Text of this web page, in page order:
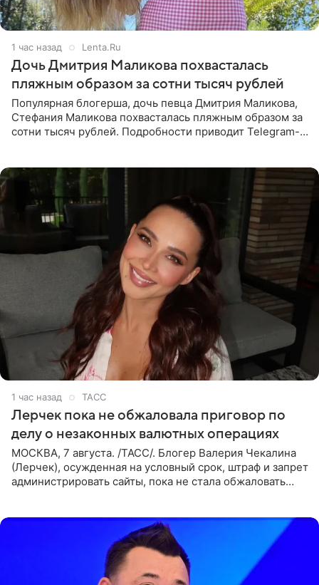
1 час назад Lenta.Ru
Дочь Дмитрия Маликова похвасталась
пляжным образом за сотни тысяч рублей
Популярная блогерша, дочь певца Дмитрия Маликова,
Стефания Маликова похвасталась пляжным образом за
сотни тысяч рублей. Подробности приводит Telegram-
1 час назад ТАСС
Лерчек пока не обжаловала приговор по
делу о незаконных валютных операциях
МОСКВА, 7 августа. /ТАСС/. Блогер Валерия Чекалина
(Лерчек), осужденная на условный срок, штраф и запрет
администрировать сайты, пока не стала обжаловать